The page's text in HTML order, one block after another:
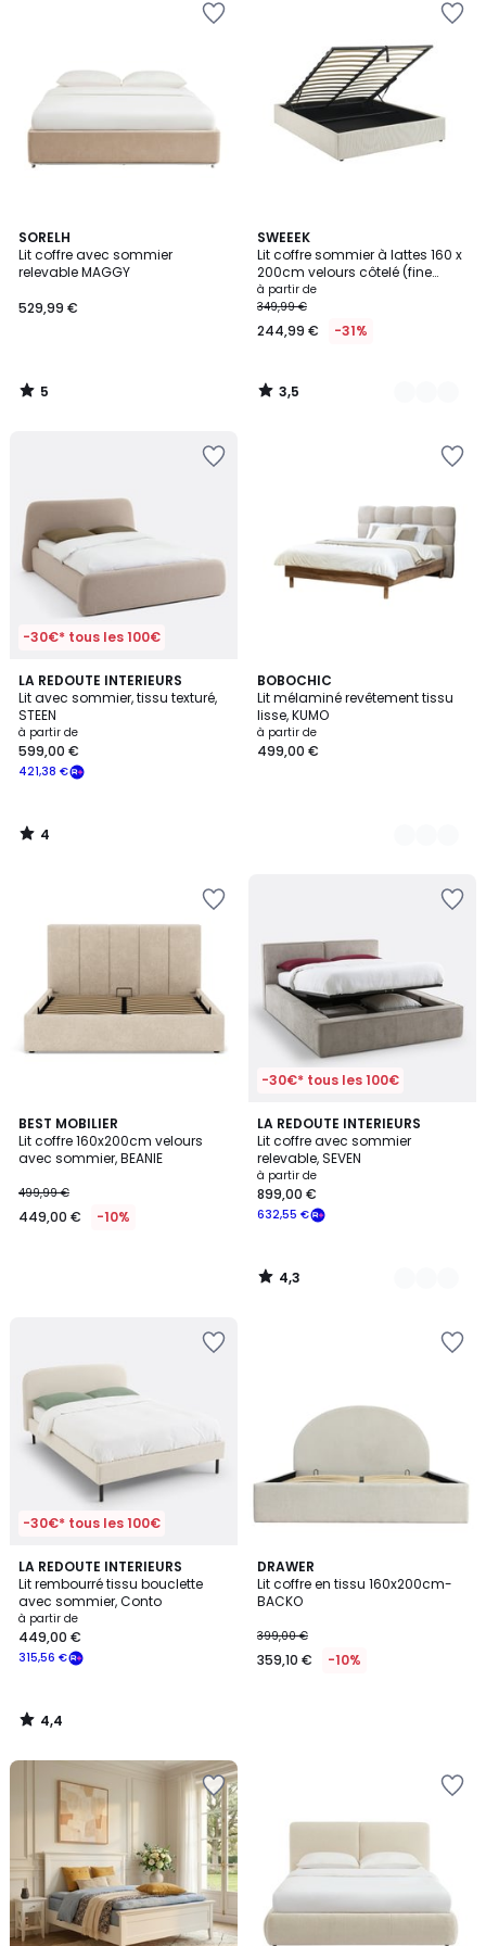
SORELH
Lit coffre avec sommier
relevable MAGGY
529,99 €
5
/
5
5
/
SWEEEK
Lit coffre sommier à lattes 160 x
200cm velours côtelé (fine
côté) DEVON
à partir de
349,99 €
244,99 € -31%
3,5
/ 5
2
Couleurs
3,5
/
-30€* tous les 100€
LA REDOUTE INTERIEURS
Lit avec sommier, tissu texturé,
STEEN
à partir de
421,38 €
599,00 €
4
/
5
4
/
BOBOCHIC
Lit mélaminé revêtement tissu
lisse, KUMO
à partir de
499,00 €
4
Couleurs
BEST MOBILIER
Lit coffre 160x200cm velours
avec sommier, BEANIE
499,99 €
449,00 € -10%
-30€* tous les 100€
LA REDOUTE INTERIEURS
Lit coffre avec sommier
relevable, SEVEN
à partir de
632,55 €
899,00 €
4,3
/ 5
2
Couleurs
4,3
/
-30€* tous les 100€
LA REDOUTE INTERIEURS
Lit rembourré tissu bouclette
avec sommier, Conto
à partir de
315,56 €
449,00 €
4,4
/ 5
4,4
/
DRAWER
Lit coffre en tissu 160x200cm-
BACKO
399,00 €
359,10 € -10%